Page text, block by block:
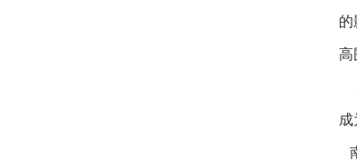
的
高